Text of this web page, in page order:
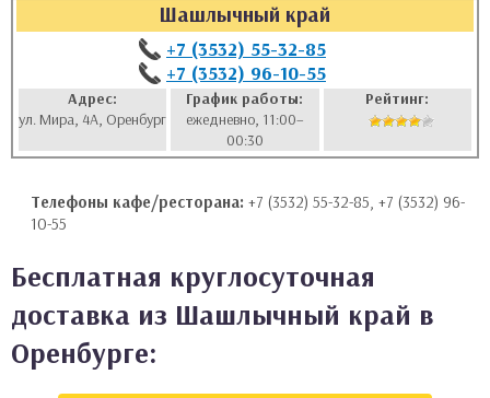
Шашлычный край
+7 (3532) 55-32-85
+7 (3532) 96-10-55
Адрес:
ул. Мира, 4А, Оренбург
График работы:
ежедневно, 11:00–
00:30
Рейтинг:
Телефоны кафе/ресторана: +7 (3532) 55-32-85, +7 (3532) 96-
10-55
Бесплатная круглосуточная
доставка из Шашлычный край в
Оренбурге: